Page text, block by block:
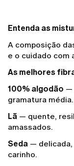
Entenda as
A composição
e o cuidado com
As melhores
100% algodão —
gramatura média.
Lã — quente,
amassados.
Seda — delicada,
carinho.